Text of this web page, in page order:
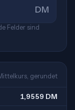
DM
Felder sind
gerundet
1,9559 DM